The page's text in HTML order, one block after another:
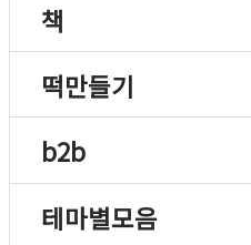
책
떡만들기
b2b
테마별모음